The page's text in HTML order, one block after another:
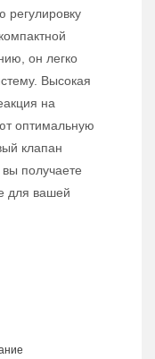
регулировку
он легко
Высокая
на
оптимальную
клапан
получаете
для вашей